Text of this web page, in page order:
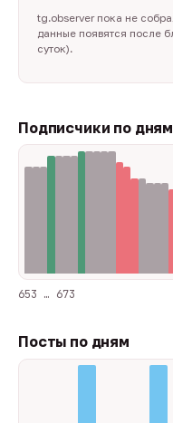
tg.observer пока не
данные появятся после
суток).
Подписчики по дням
653 … 673
Посты по дням